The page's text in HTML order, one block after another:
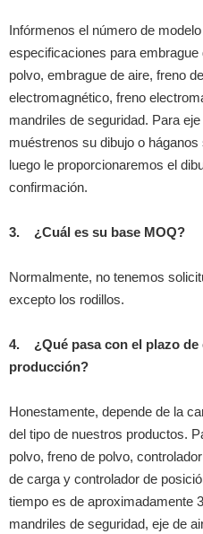
Infórmenos el número de
especificaciones para embrague
polvo, embrague de aire, freno
electromagnético, freno
mandriles de seguridad. Para
muéstrenos su dibujo o
luego le proporcionaremos el
confirmación.
3. ¿Cuál es su base MOQ?
Normalmente, no tenemos
excepto los rodillos.
4.
¿Qué pasa con el plazo de
producción?
Honestamente, depende de la
del tipo de nuestros productos.
polvo, freno de polvo,
de carga y controlador de
tiempo es de aproximadamente
mandriles de seguridad, eje de